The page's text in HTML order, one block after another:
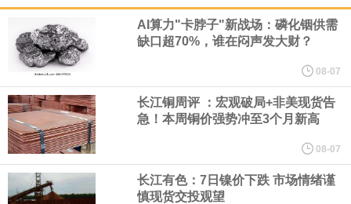
8月7日，宇树科技董事长王兴兴网上路演时表示，报告期内，公司
研发费用金额分别为4,995.18万元、7,001.70万元、14,496.56万
元，最近3年复合增长率达70.36%，呈快速增长趋势，并形成多项
核心技术和知识产权。截至2026年1月31日，公司拥有262项专利权
（含境内发明专利20项）。
AI算力"卡脖子"新战场：磷化铟供需
缺口超70%，谁在闷声发大财？
08-07
长江铜周评 ：宏观破局+非美现货告
急！本周铜价强势冲至3个月新高
08-07
长江有色：7日镍价下跌 市场情绪谨
慎现货交投观望